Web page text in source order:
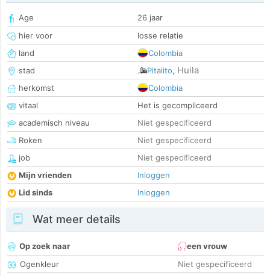
Age
26 jaar
hier voor
losse relatie
land
Colombia
stad
Pitalito, Huila
herkomst
Colombia
vitaal
Het is gecompliceerd
academisch niveau
Niet gespecificeerd
Roken
Niet gespecificeerd
job
Niet gespecificeerd
Mijn vrienden
Inloggen
Lid sinds
Inloggen
Wat meer details
Op zoek naar
een vrouw
Ogenkleur
Niet gespecificeerd